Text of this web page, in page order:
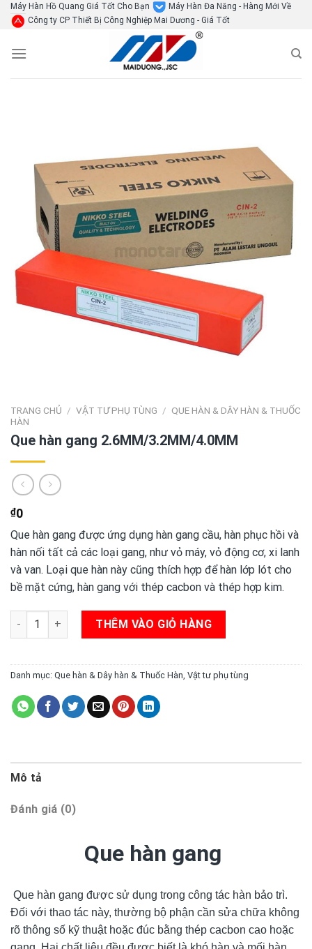
SkipMáy Hàn Hồ Quang Giá Tốt Cho Bạn
Máy Hàn Đa Năng - Hàng Mới Về
Công ty CP Thiết Bị Công Nghiệp Mai Dương - Giá Tốt
TRANG CHỦ / VẬT TƯ PHỤ TÙNG / QUE HÀN & DÂY HÀN & THUỐC
HÀN
Que hàn gang 2.6MM/3.2MM/4.0MM
₫0
Que hàn gang được ứng dụng hàn gang cầu, hàn phục hồi và
hàn nối tất cả các loại gang, như vỏ máy, vỏ động cơ, xi lanh
và van. Loại que hàn này cũng thích hợp để hàn lớp lót cho
bề mặt cứng, hàn gang với thép cacbon và thép hợp kim.
Que hàn gang 2.6MM/3.2MM/4.0MM số lượng
THÊM VÀO GIỎ HÀNG
Danh mục: Que hàn & Dây hàn & Thuốc Hàn Vật tư phụ tùng
Mô tả
Đánh giá (0)
Que hàn gang
Que hàn gang được sử dụng trong công tác hàn bảo trì.
Đối với thao tác này, thường bộ phận cần sửa chữa không
rõ thông số kỹ thuật hoặc đúc bằng thép cacbon cao hoặc